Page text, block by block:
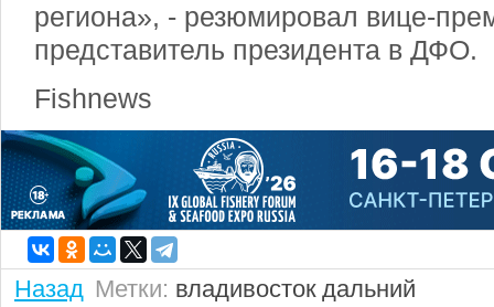
региона», - резюмировал вице-
представитель президента в ДФО.
Fishnews
Назад Метки: владивосток дальний